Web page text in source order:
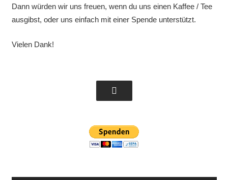
Dann würden wir uns freuen, wenn du uns einen Kaffee / Tee
ausgibst, oder uns einfach mit einer Spende unterstützt.
Vielen Dank!